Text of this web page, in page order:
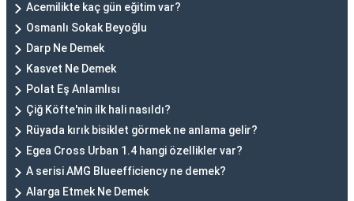
Acemilikte kaç gün eğitim var?
Osmanlı Sokak Beyoğlu
Darp Ne Demek
Kasvet Ne Demek
Polat Eş Anlamlısı
Çiğ Köfte'nin ilk hali nasıldı?
Rüyada kırık bisiklet görmek ne anlama gelir?
Egea Cross Urban 1.4 hangi özellikler var?
A serisi AMG Blueefficiency ne demek?
Alarga Etmek Ne Demek